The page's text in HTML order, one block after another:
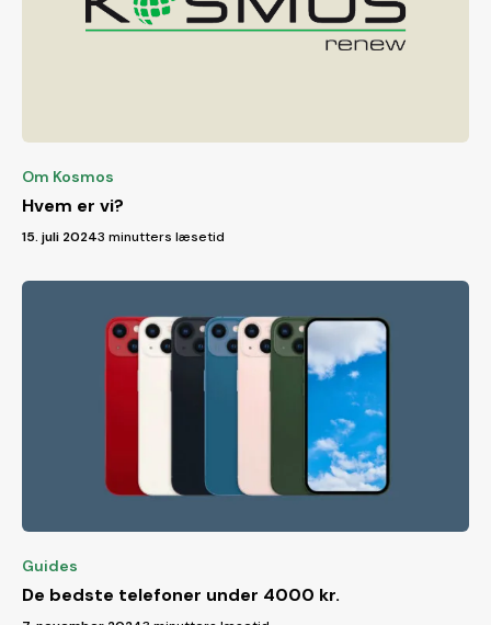
Om Kosmos
Hvem er vi?
15. juli 20243 minutters læsetid
Guides
De bedste telefoner under 4000 kr.